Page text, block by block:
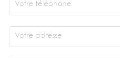
Votre téléphone
Votre adresse